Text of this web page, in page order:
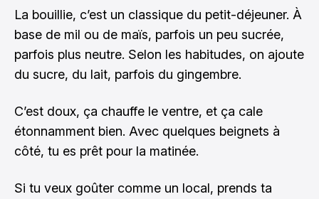
La bouillie, c’est un classique du petit-déjeuner. À
base de mil ou de maïs, parfois un peu sucrée,
parfois plus neutre. Selon les habitudes, on ajoute
du sucre, du lait, parfois du gingembre.
C’est doux, ça chauffe le ventre, et ça cale
étonnamment bien. Avec quelques beignets à
côté, tu es prêt pour la matinée.
Si tu veux goûter comme un local, prends ta